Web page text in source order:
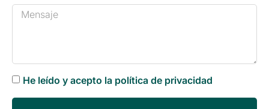
He leído y acepto la política de privacidad